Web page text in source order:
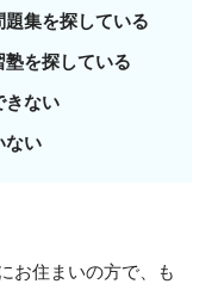
集を探している
を探している
きない
ない
お住まいの方で、も